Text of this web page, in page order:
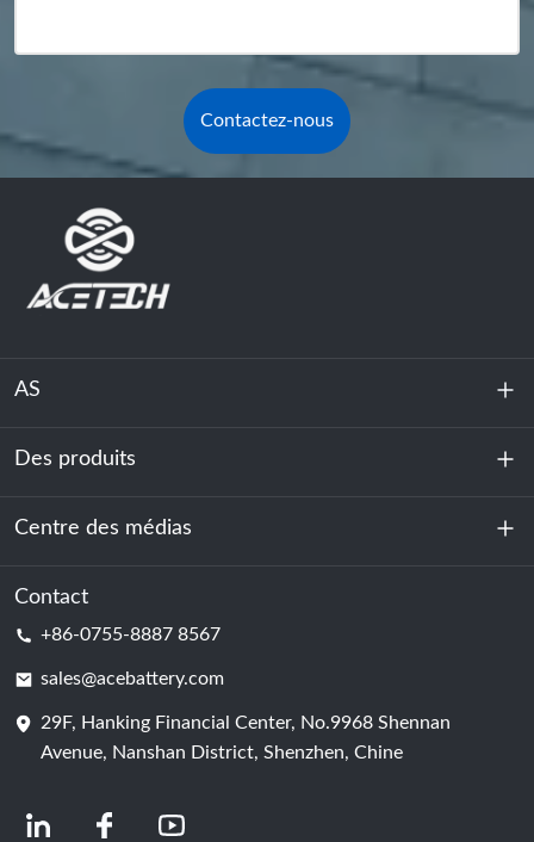
Contactez-nous
AS
À propos de nous
Durabilité
Des produits
Stockage d'énergie
Centre de données et salle des serveurs
Cellule de batterie
Centre des médias
Nouvelles
Contact
+86-0755-8887 8567
sales@acebattery.com
29F, Hanking Financial Center, No.9968 Shennan
Avenue, Nanshan District, Shenzhen, Chine